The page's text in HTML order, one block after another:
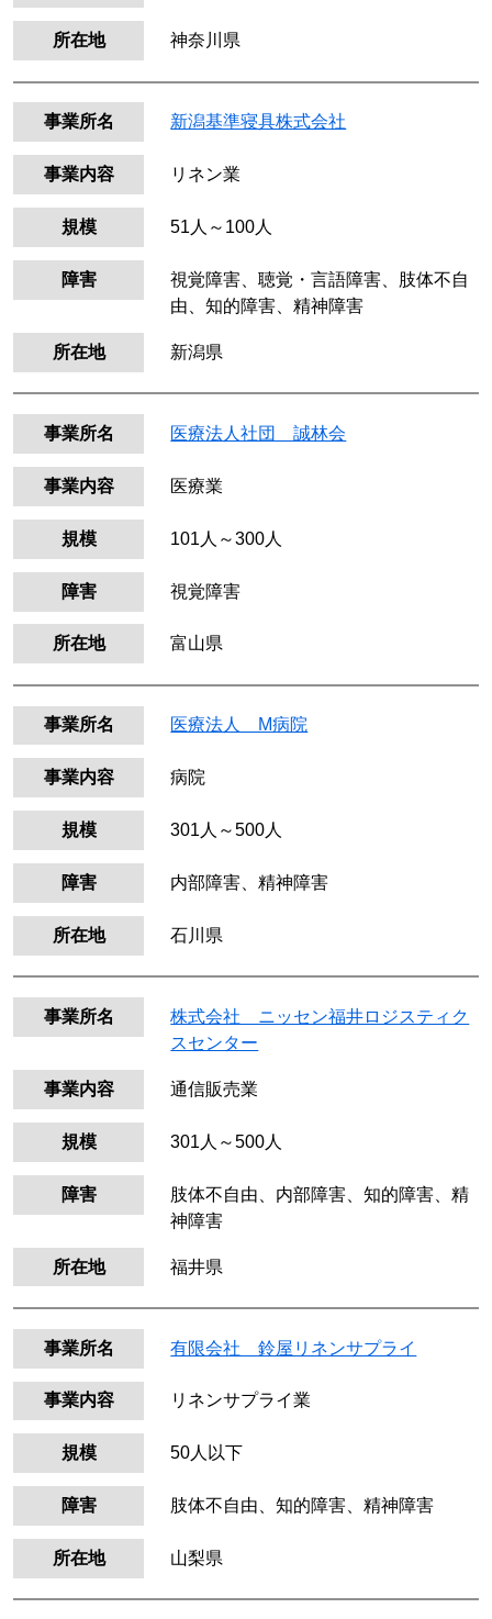
所在地 神奈川県
事業所名 新潟基準寝具株式会社
事業内容 リネン業
規模 51人～100人
障害
視覚障害、聴覚・言語障害、肢体不自
由、知的障害、精神障害
所在地 新潟県
事業所名 医療法人社団 誠林会
事業内容 医療業
規模 101人～300人
障害 視覚障害
所在地 富山県
事業所名 医療法人 M病院
事業内容 病院
規模 301人～500人
障害 内部障害、精神障害
所在地 石川県
事業所名
株式会社 ニッセン福井ロジスティク
スセンター
事業内容 通信販売業
規模 301人～500人
障害
肢体不自由、内部障害、知的障害、精
神障害
所在地 福井県
事業所名 有限会社 鈴屋リネンサプライ
事業内容 リネンサプライ業
規模 50人以下
障害 肢体不自由、知的障害、精神障害
所在地 山梨県